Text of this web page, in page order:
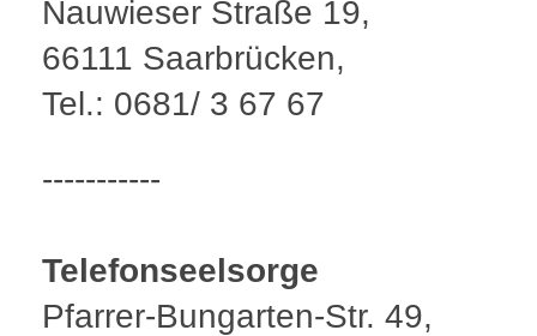
Nauwieser Straße 19,
66111 Saarbrücken,
Tel.: 0681/ 3 67 67
-----------
Telefonseelsorge
Pfarrer-Bungarten-Str. 49,